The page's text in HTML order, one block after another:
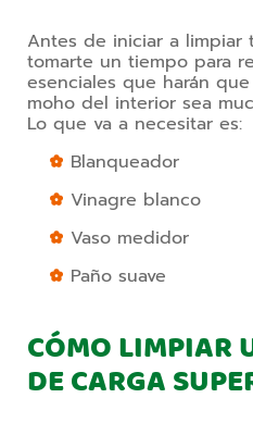
Antes de iniciar a limpiar
tomarte un tiempo para
esenciales que harán
moho del interior sea
Lo que va a necesitar es:
Blanqueador
Vinagre blanco
Vaso medidor
Paño suave
CÓMO LIMPIAR
DE CARGA